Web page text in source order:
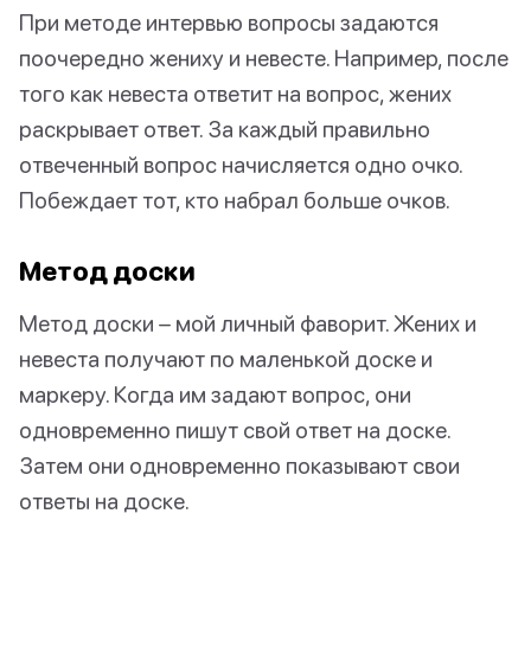
При методе интервью вопросы задаются
поочередно жениху и невесте. Например, после
того как невеста ответит на вопрос, жених
раскрывает ответ. За каждый правильно
отвеченный вопрос начисляется одно очко.
Побеждает тот, кто набрал больше очков.
Метод доски
Метод доски – мой личный фаворит. Жених и
невеста получают по маленькой доске и
маркеру. Когда им задают вопрос, они
одновременно пишут свой ответ на доске.
Затем они одновременно показывают свои
ответы на доске.